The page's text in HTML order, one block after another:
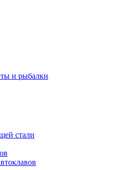
и рыбалки
стали